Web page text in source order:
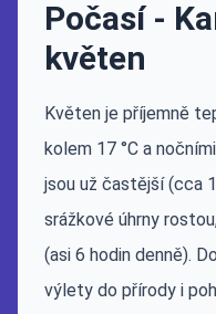
Počasí -
květen
Květen je příjemně
kolem 17 °C a
jsou už častější (cca
srážkové úhrny
(asi 6 hodin denně).
výlety do přírody i